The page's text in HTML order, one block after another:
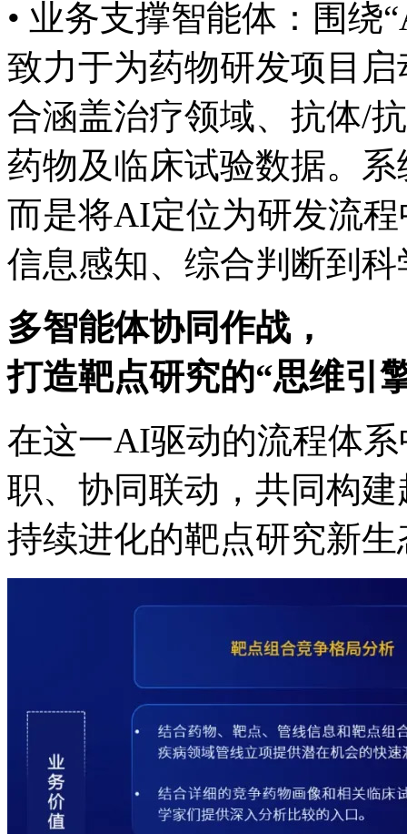
• 业务支撑智能体：围绕
致力于为药物研发项目启
合涵盖治疗领域、抗
药物及临床试验数据。系
而是将AI定位为研发流程
信息感知、综合判断
多智能体协同作战，
打造靶点研究的“思维引
在这一AI驱动的流程体系
职、协同联动，共同构
持续进化的靶点研究新生态